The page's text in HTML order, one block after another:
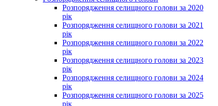
Розпорядження селищного голови за 2020
рік
Розпорядження селищного голови за 2021
рік
Розпорядження селищного голови за 2022
рік
Розпорядження селищного голови за 2023
рік
Розпорядження селищного голови за 2024
рік
Розпорядження селищного голови за 2025
рік